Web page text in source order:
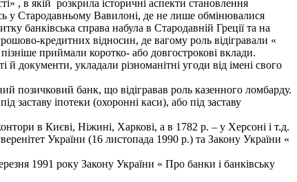
, в якій розкрила історичні аспекти становлення
у Стародавньому Вавилоні, де не лише обмінювалися
банківська справа набула в Стародавній Греції та на
кредитних відносин, де вагому роль відігравали «
приймали коротко- або довгострокові вклади.
документи, укладали різноманітні угоди від імені свого
позичковий банк, що відігравав роль казенного ломбарду.
заставу іпотеки (охоронні каси), або під заставу
в Києві, Ніжині, Харкові, а в 1782 р. – у Херсоні і т.д.
України (16 листопада 1990 р.) та Закону України «
1991 року Закону України « Про банки і банківську